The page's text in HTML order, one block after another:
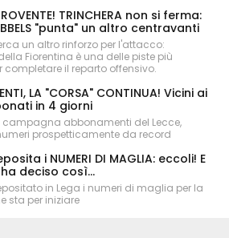
TRINCHERA non si ferma:
"punta" un altro centravanti
un altro rinforzo per l'attacco:
Fiorentina è una delle piste più
completare il reparto offensivo.
LA "CORSA" CONTINUA! Vicini ai
in 4 giorni
abbonamenti del Lecce,
prospetticamente da record
i NUMERI DI MAGLIA: eccoli! E
ha deciso così...
in Lega i numeri di maglia per la
sta per iniziare